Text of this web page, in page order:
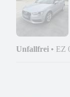
Unfallfrei • EZ